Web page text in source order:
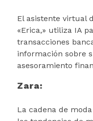
El asistente virtual
«Erica,» utiliza IA
transacciones
información sobre
asesoramiento
Zara:
La cadena de